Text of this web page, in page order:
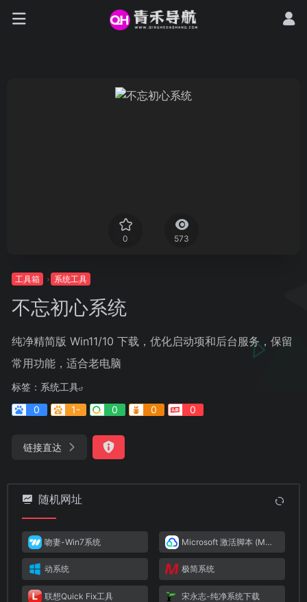
0 573
工具箱 系统工具
不忘初心系统
纯净精简版 Win11/10 下载，优化启动项和后台服务，保留
常用功能，适合老电脑
标签： 系统工具
0
1- 0 0 0
链接直达
随机网址
吻妻-Win7系统 Microsoft 激活脚本 (MAS)
动系统 极简系统
联想Quick Fix工具 宋永志-纯净系统下载